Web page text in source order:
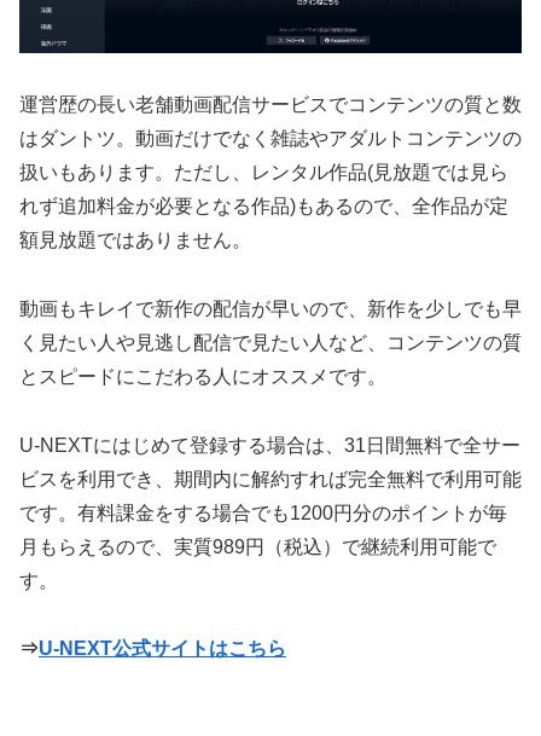
運営歴の長い老舗動画配信サービスでコンテンツの質と数
はダントツ。動画だけでなく雑誌やアダルトコンテンツの
扱いもあります。ただし、レンタル作品(見放題では見ら
れず追加料金が必要となる作品)もあるので、全作品が定
額見放題ではありません。
動画もキレイで新作の配信が早いので、新作を少しでも早
く見たい人や見逃し配信で見たい人など、コンテンツの質
とスピードにこだわる人にオススメです。
U-NEXTにはじめて登録する場合は、31日間無料で全サー
ビスを利用でき、期間内に解約すれば完全無料で利用可能
です。有料課金をする場合でも1200円分のポイントが毎
月もらえるので、実質989円（税込）で継続利用可能で
す。
⇒U-NEXT公式サイトはこちら